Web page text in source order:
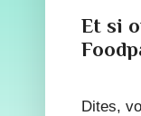
Et si
Dites,